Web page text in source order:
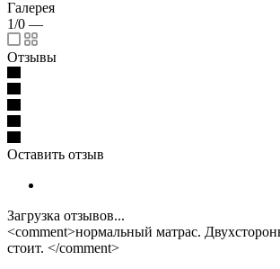
Галерея
1/0 —
Отзывы
Оставить отзыв
Загрузка отзывов...
<comment>нормальный матрас.
стоит. </comment>